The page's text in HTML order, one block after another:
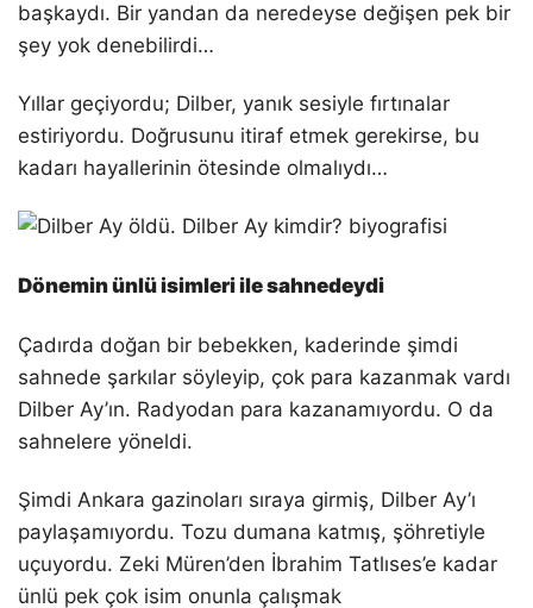
başkaydı. Bir yandan da neredeyse değişen pek bir
şey yok denebilirdi…
Yıllar geçiyordu; Dilber, yanık sesiyle fırtınalar
estiriyordu. Doğrusunu itiraf etmek gerekirse, bu
kadarı hayallerinin ötesinde olmalıydı…
Dönemin ünlü isimleri ile sahnedeydi
Çadırda doğan bir bebekken, kaderinde şimdi
sahnede şarkılar söyleyip, çok para kazanmak vardı
Dilber Ay’ın. Radyodan para kazanamıyordu. O da
sahnelere yöneldi.
Şimdi Ankara gazinoları sıraya girmiş, Dilber Ay’ı
paylaşamıyordu. Tozu dumana katmış, şöhretiyle
uçuyordu. Zeki Müren’den İbrahim Tatlıses’e kadar
ünlü pek çok isim onunla çalışmak